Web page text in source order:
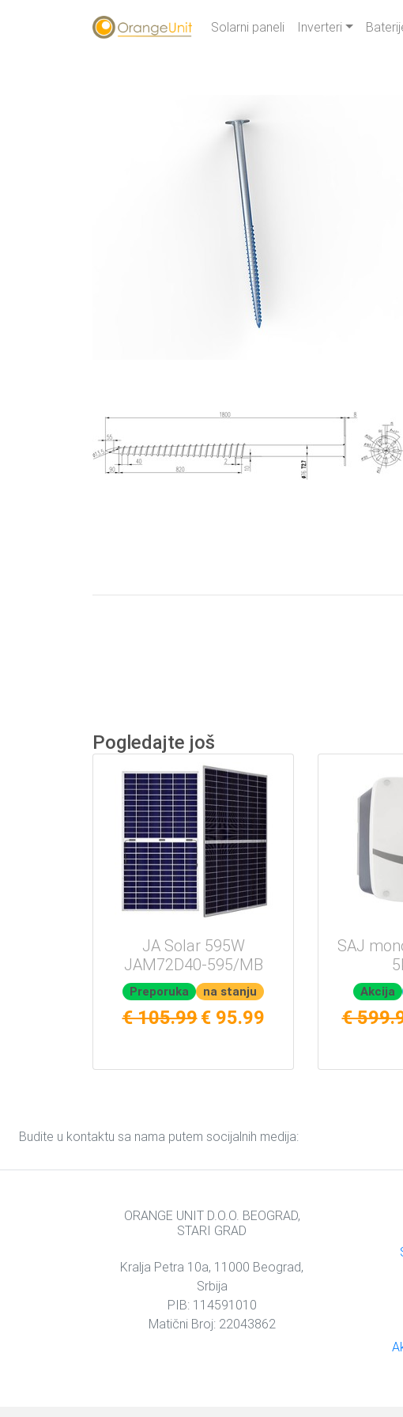
Solarni paneli Inverteri
Pogledajte još
JA Solar 595W
JAM72D40-595/MB
Preporuka na stanju
€ 105.99€ 95.99
SAJ
Akcija
€
Budite u kontaktu sa nama putem socijalnih medija:
ORANGE UNIT D.O.O. BEOGRAD,
STARI GRAD
Kralja Petra 10a, 11000 Beograd,
Srbija
PIB: 114591010
Matični Broj: 22043862